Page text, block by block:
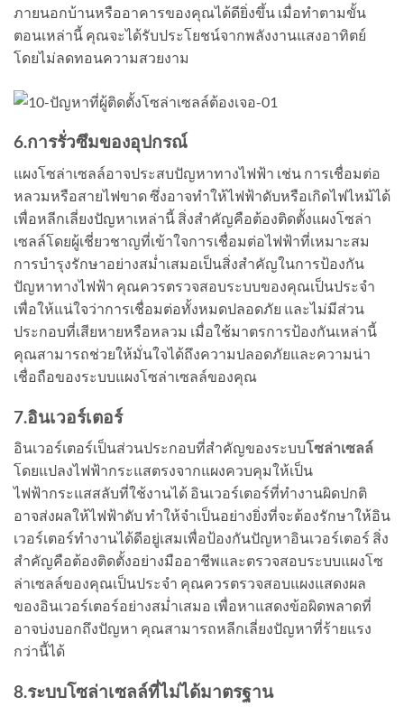
ภายนอกบ้านหรืออาคารของคุณได้ดียิ่งขึ้น เมื่อทำตามขั้น
ตอนเหล่านี้ คุณจะได้รับประโยชน์จากพลังงานแสงอาทิตย์
โดยไม่ลดทอนความสวยงาม
6.การรั่วซึมของอุปกรณ์
แผงโซล่าเซลล์อาจประสบปัญหาทางไฟฟ้า เช่น การเชื่อมต่อ
หลวมหรือสายไฟขาด ซึ่งอาจทำให้ไฟฟ้าดับหรือเกิดไฟไหม้ได้
เพื่อหลีกเลี่ยงปัญหาเหล่านี้ สิ่งสำคัญคือต้องติดตั้งแผงโซล่า
เซลล์โดยผู้เชี่ยวชาญที่เข้าใจการเชื่อมต่อไฟฟ้าที่เหมาะสม
การบำรุงรักษาอย่างสม่ำเสมอเป็นสิ่งสำคัญในการป้องกัน
ปัญหาทางไฟฟ้า คุณควรตรวจสอบระบบของคุณเป็นประจำ
เพื่อให้แน่ใจว่าการเชื่อมต่อทั้งหมดปลอดภัย และไม่มีส่วน
ประกอบที่เสียหายหรือหลวม เมื่อใช้มาตรการป้องกันเหล่านี้
คุณสามารถช่วยให้มั่นใจได้ถึงความปลอดภัยและความน่า
เชื่อถือของระบบแผงโซล่าเซลล์ของคุณ
7.อินเวอร์เตอร์
อินเวอร์เตอร์เป็นส่วนประกอบที่สำคัญของระบบโซล่าเซลล์
โดยแปลงไฟฟ้ากระแสตรงจากแผงควบคุมให้เป็น
ไฟฟ้ากระแสสลับที่ใช้งานได้ อินเวอร์เตอร์ที่ทำงานผิดปกติ
อาจส่งผลให้ไฟฟ้าดับ ทำให้จำเป็นอย่างยิ่งที่จะต้องรักษาให้อิน
เวอร์เตอร์ทำงานได้ดีอยู่เสมเพื่อป้องกันปัญหาอินเวอร์เตอร์ สิ่ง
สำคัญคือต้องติดตั้งอย่างมืออาชีพและตรวจสอบระบบแผงโซ
ล่าเซลล์ของคุณเป็นประจำ คุณควรตรวจสอบแผงแสดงผล
ของอินเวอร์เตอร์อย่างสม่ำเสมอ เพื่อหาแสดงข้อผิดพลาดที่
อาจบ่งบอกถึงปัญหา คุณสามารถหลีกเลี่ยงปัญหาที่ร้ายแรง
กว่านี้ได้
8.ระบบโซล่าเซลล์ที่ไม่ได้มาตรฐาน